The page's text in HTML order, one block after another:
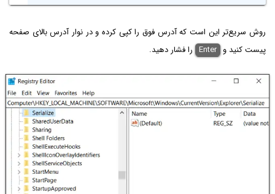
روش سریع‌تر این است که آدرس فوق را کپی کرده و در نوار آدرس بالای صفحه
پیست کنید و Enter را فشار دهید.